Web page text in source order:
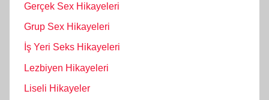
Gerçek Sex Hikayeleri
Grup Sex Hikayeleri
İş Yeri Seks Hikayeleri
Lezbiyen Hikayeleri
Liseli Hikayeler